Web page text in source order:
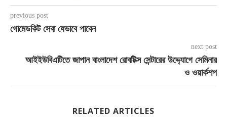
previous post
গোমেডকিট সেবা যেভাবে পাবেন
next post
আইইউবিএটিতে জাপান বাংলাদেশ রোবটিক্স সেন্টারের উদ্দ্যোগে সেমিনার
ও ওয়ার্কশপ
RELATED ARTICLES